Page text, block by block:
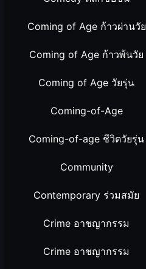
Coming of Age ก้าวผ่านวัย
Coming of Age ก้าวพ้นวัย
Coming of Age วัยรุ่น
Coming-of-Age
Coming-of-age ชีวิตวัยรุ่น
Community
Contemporary ร่วมสมัย
Crime อาชญากรรม
Crime อาชญากรรม